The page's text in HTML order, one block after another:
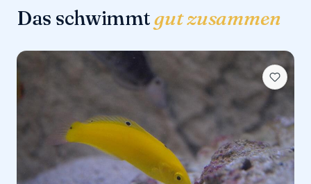
Das schwimmtgut zusammen